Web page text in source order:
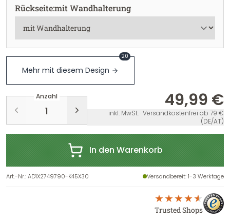
Rückseite:mit Wandhalterung
Mehr mit diesem Design
20
Anzahl 49,99 €
inkl. MwSt. · Versandkostenfrei ab 79 €
(DE/AT)
In den Warenkorb
Art.-Nr.:AD1X2749790-K45X30 Versandbereit: 1-3 Werktage
Trusted Shops